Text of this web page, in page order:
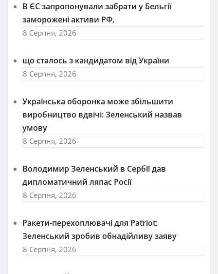
В ЄС запропонували забрати у Бельгії
заморожені активи РФ,
8 Серпня, 2026
що сталось з кандидатом від України
8 Серпня, 2026
Українська оборонка може збільшити
виробництво вдвічі: Зеленський назвав
умову
8 Серпня, 2026
Володимир Зеленський в Сербії дав
дипломатичний ляпас Росії
8 Серпня, 2026
Ракети-перехоплювачі для Patriot:
Зеленський зробив обнадійливу заяву
8 Серпня, 2026